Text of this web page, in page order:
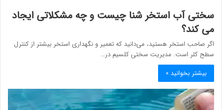
سختی آب استخر شنا چیست و چه مشکلاتی ایجاد
می کند؟
اگر صاحب استخر هستید، می‌دانید که تعمیر و نگهداری استخر بیشتر از کنترل
سطح کلر است. مدیریت سختی کلسیم در…
بیشتر بخوانید »